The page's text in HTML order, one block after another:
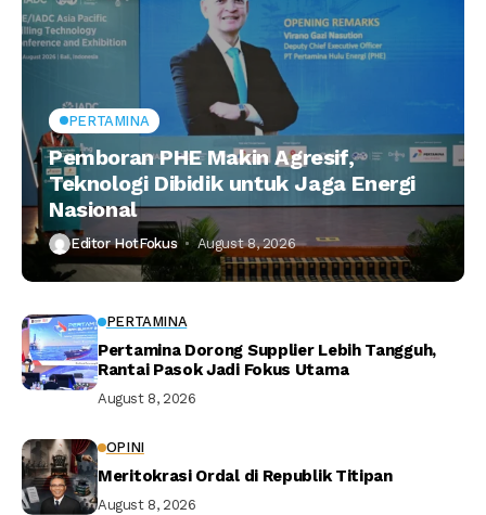
PERTAMINA
Pemboran PHE Makin Agresif,
Teknologi Dibidik untuk Jaga Energi
Nasional
Editor HotFokus August 8, 2026
PERTAMINA
Pertamina Dorong Supplier Lebih Tangguh,
Rantai Pasok Jadi Fokus Utama
August 8, 2026
OPINI
Meritokrasi Ordal di Republik Titipan
August 8, 2026